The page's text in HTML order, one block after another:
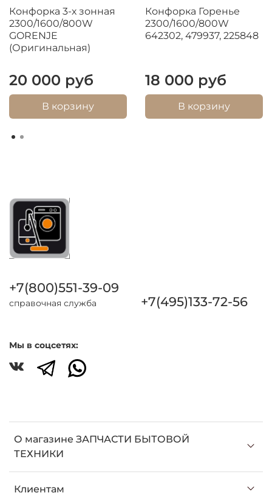
Конфорка 3-х зонная
2300/1600/800W
GORENJE
(Оригинальная)
20 000 руб
В корзину
Конфорка Горенье
2300/1600/800W
642302, 479937, 225848
18 000 руб
В корзину
О магазине ЗАПЧАСТИ БЫТОВОЙ
ТЕХНИКИ
Клиентам
+7(800)551-39-09
справочная служба +7(495)133-72-56
Мы в соцсетях: